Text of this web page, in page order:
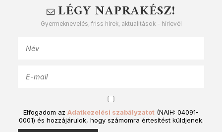
LÉGY NAPRAKÉSZ!
Gyermeknevelés, friss hírek, aktualitások - hírlevél
Elfogadom az Adatkezelési szabályzatot (NAIH: 04091-
0001) és hozzájárulok, hogy számomra értesítést küldjenek.